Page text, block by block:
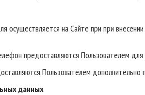
осуществляется на Сайте при при
предоставляются Пользователем
Пользователем
данных